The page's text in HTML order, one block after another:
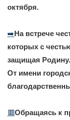
октября.
➡️На встрече
которых с
защищая Родину.
От имени
🟥Обращаясь к